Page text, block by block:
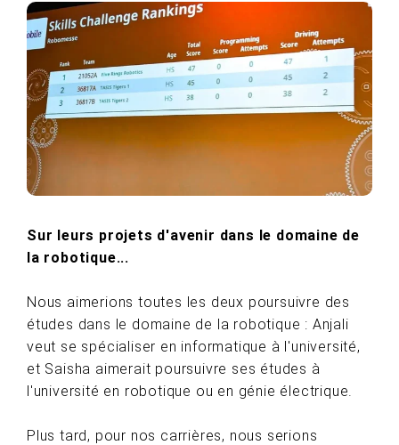
Sur leurs projets d'avenir dans le domaine de
la robotique...
Nous aimerions toutes les deux poursuivre des
études dans le domaine de la robotique : Anjali
veut se spécialiser en informatique à l'université,
et Saisha aimerait poursuivre ses études à
l'université en robotique ou en génie électrique.
Plus tard, pour nos carrières, nous serions